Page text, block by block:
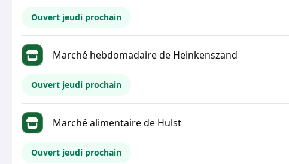
Ouvert jeudi prochain
Marché hebdomadaire de Heinkenszand
Ouvert jeudi prochain
Marché alimentaire de Hulst
Ouvert jeudi prochain